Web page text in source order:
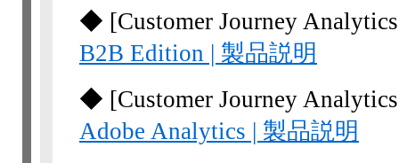
◆ [Customer Journey
B2B Edition | 製品説明
◆ [Customer Journey
Adobe Analytics | 製品説明